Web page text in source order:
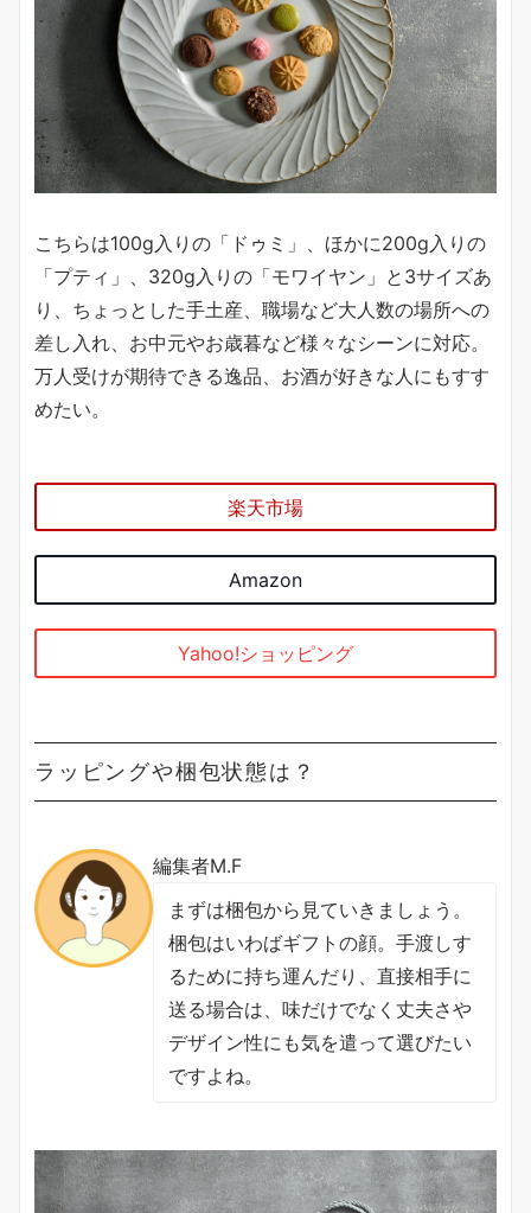
こちらは100g入りの「ドゥミ」、ほかに200g入りの
「プティ」、320g入りの「モワイヤン」と3サイズあ
り、ちょっとした手土産、職場など大人数の場所への
差し入れ、お中元やお歳暮など様々なシーンに対応。
万人受けが期待できる逸品、お酒が好きな人にもすす
めたい。
楽天市場
Amazon
Yahoo!ショッピング
ラッピングや梱包状態は？
編集者M.F
まずは梱包から見ていきましょう。
梱包はいわばギフトの顔。手渡しす
るために持ち運んだり、直接相手に
送る場合は、味だけでなく丈夫さや
デザイン性にも気を遣って選びたい
ですよね。